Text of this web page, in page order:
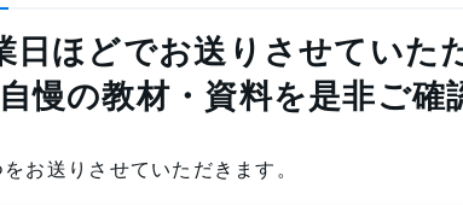
日ほどでお送りさせていた
慢の教材・資料を是非ご確
お送りさせていただきます。